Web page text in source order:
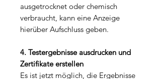
ausgetrocknet oder chemisch
verbraucht, kann eine Anzeige
hierüber Aufschluss geben.
4. Testergebnisse ausdrucken und
Zertifikate erstellen
Es ist jetzt möglich, die Ergebnisse